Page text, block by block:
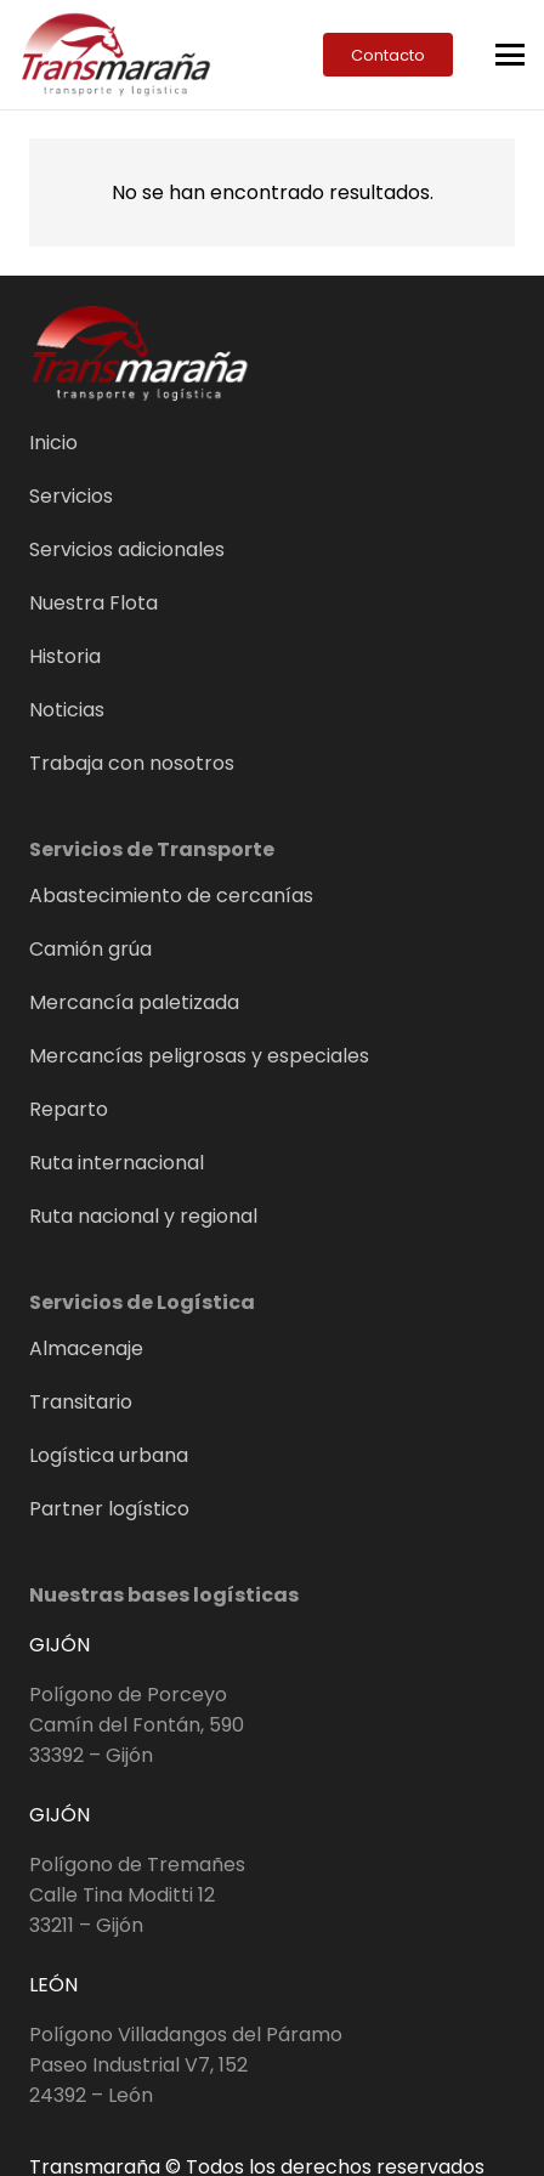
Contacto
No se han encontrado resultados.
Inicio
Servicios
Servicios adicionales
Nuestra Flota
Historia
Noticias
Trabaja con nosotros
Servicios de Transporte
Abastecimiento de cercanías
Camión grúa
Mercancía paletizada
Mercancías peligrosas y especiales
Reparto
Ruta internacional
Ruta nacional y regional
Servicios de Logística
Almacenaje
Transitario
Logística urbana
Partner logístico
Nuestras bases logísticas
GIJÓN
Polígono de Porceyo
Camín del Fontán, 590
33392 – Gijón
GIJÓN
Polígono de Tremañes
Calle Tina Moditti 12
33211 – Gijón
LEÓN
Polígono Villadangos del Páramo
Paseo Industrial V7, 152
24392 – León
Transmaraña © Todos los derechos reservados